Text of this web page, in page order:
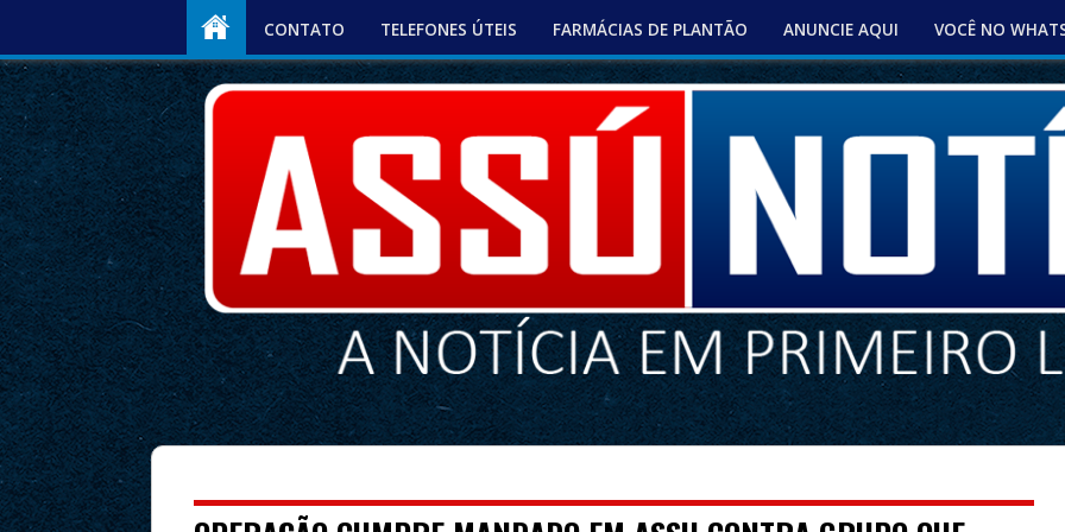
CONTATO TELEFONES ÚTEIS FARMÁCIAS DE PLANTÃO ANUNCIE AQUI VOCÊ NO